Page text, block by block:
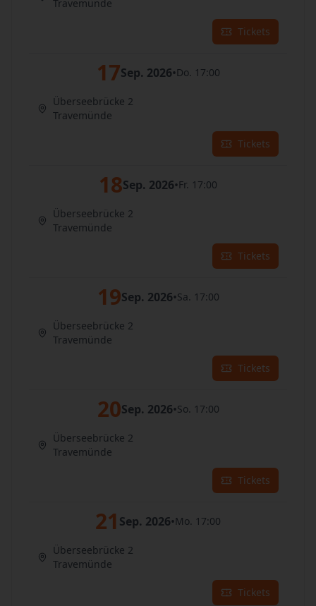
Travemünde
Tickets
17Sep. 2026•Do. 17:00
Überseebrücke 2
Travemünde
Tickets
18Sep. 2026•Fr. 17:00
Überseebrücke 2
Travemünde
Tickets
19Sep. 2026•Sa. 17:00
Überseebrücke 2
Travemünde
Tickets
20Sep. 2026•So. 17:00
Überseebrücke 2
Travemünde
Tickets
21 Sep. 2026•Mo. 17:00
Überseebrücke 2
Travemünde
Tickets